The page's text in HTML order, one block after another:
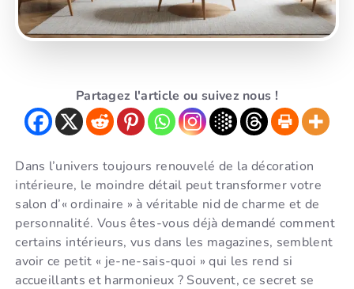
Partagez l'article ou suivez nous !
Dans l’univers toujours renouvelé de la décoration
intérieure, le moindre détail peut transformer votre
salon d’« ordinaire » à véritable nid de charme et de
personnalité. Vous êtes-vous déjà demandé comment
certains intérieurs, vus dans les magazines, semblent
avoir ce petit « je-ne-sais-quoi » qui les rend si
accueillants et harmonieux ? Souvent, ce secret se